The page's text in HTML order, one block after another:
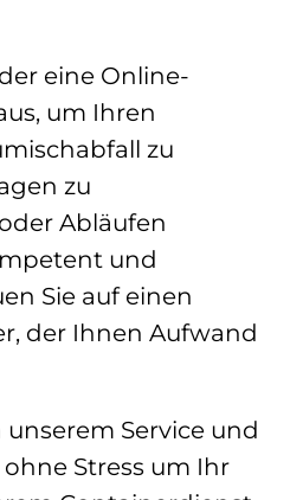
eine Online-
um Ihren
zu
zu
Abläufen
und
Sie auf einen
der Ihnen Aufwand
Service und
Stress um Ihr